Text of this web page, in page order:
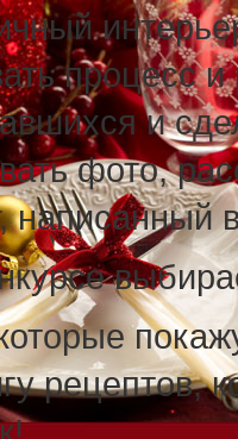
процесс и
и
фото,
написанный
рецептов,